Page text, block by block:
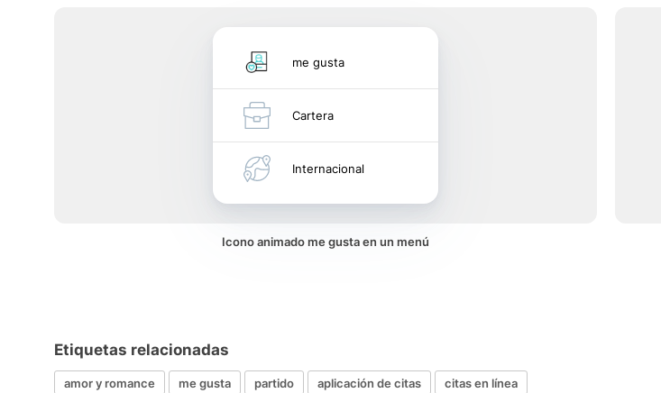
me gusta
Cartera
Internacional
Icono animado me gusta en un menú
Etiquetas relacionadas
amor y romance me gusta partido aplicación de citas citas en línea